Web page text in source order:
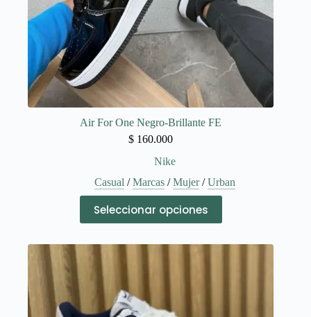
Air For One Negro-Brillante FE
$ 160.000
Nike
Casual /Marcas/Mujer/Urban
Seleccionar opciones
producto
tiene
elegir